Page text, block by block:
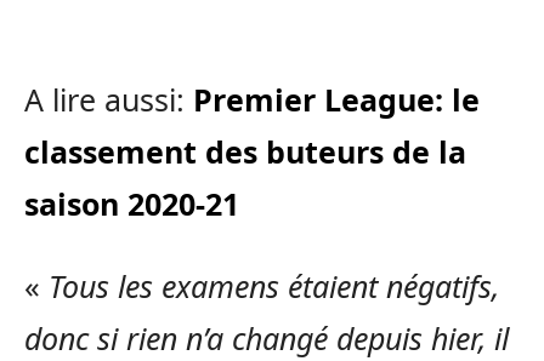
A lire aussi: Premier League: le
classement des buteurs de la
saison 2020-21
« Tous les examens étaient négatifs,
donc si rien n’a changé depuis hier, il